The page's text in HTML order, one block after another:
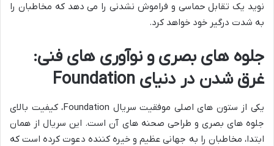
نوید یک تقابل حماسی و فراموش نشدنی را می دهد که مخاطبان را
به شدت درگیر خود خواهد کرد.
جلوه های بصری و نوآوری های فنی:
غرق شدن در دنیای Foundation
یکی از ستون های اصلی موفقیت سریال Foundation، کیفیت بالای
جلوه های بصری و طراحی صحنه های آن است. این سریال از همان
ابتدا، مخاطبان را به جهانی عظیم و خیره کننده دعوت کرده است که